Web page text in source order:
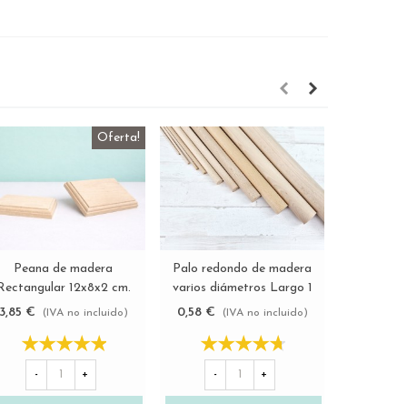
Oferta!
Ver más
Peana de madera
Rectangular 12x8x2 cm.
Ref.2543
3,85 € (IVA no incluido)
- +
Ver más
Palo redondo de madera
varios diámetros Largo 1
m.
0,58 € (IVA no incluido)
- +